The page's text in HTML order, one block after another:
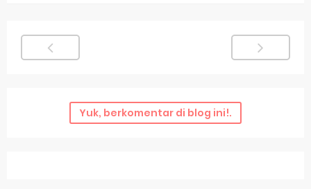
Yuk, berkomentar di blog ini!.